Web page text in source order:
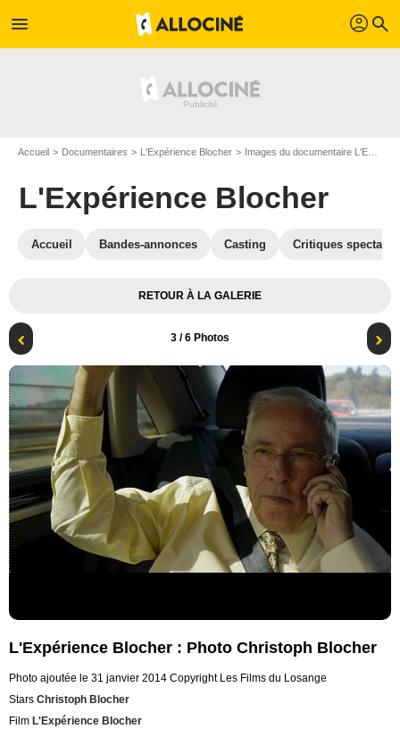
menu profil search
Accueil Documentaires L'Expérience Blocher Images du documentaire L'Expérience Blocher
L'Expérience Blocher
Accueil Bandes-annonces Casting Critiques
RETOUR À LA GALERIE
3 / 6 Photos
L'Expérience Blocher : Photo Christoph Blocher
Photo ajoutée le 31 janvier 2014 Copyright Les Films du Losange
Stars Christoph Blocher
Film L'Expérience Blocher